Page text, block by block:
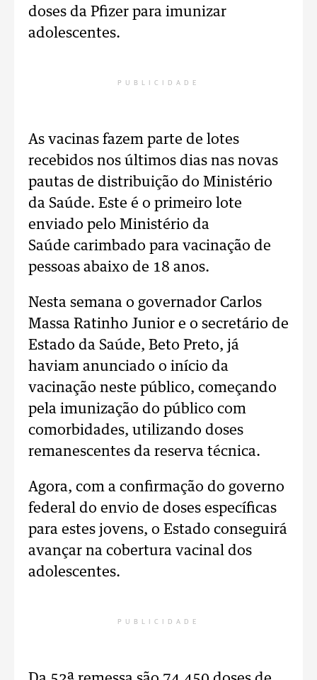
doses da Pfizer para imunizar
adolescentes.
PUBLICIDADE
As vacinas fazem parte de lotes
recebidos nos últimos dias nas novas
pautas de distribuição do Ministério
da Saúde. Este é o primeiro lote
enviado pelo Ministério da
Saúde carimbado para vacinação de
pessoas abaixo de 18 anos.
Nesta semana o governador Carlos
Massa Ratinho Junior e o secretário de
Estado da Saúde, Beto Preto, já
haviam anunciado o início da
vacinação neste público, começando
pela imunização do público com
comorbidades, utilizando doses
remanescentes da reserva técnica.
Agora, com a confirmação do governo
federal do envio de doses específicas
para estes jovens, o Estado conseguirá
avançar na cobertura vacinal dos
adolescentes.
PUBLICIDADE